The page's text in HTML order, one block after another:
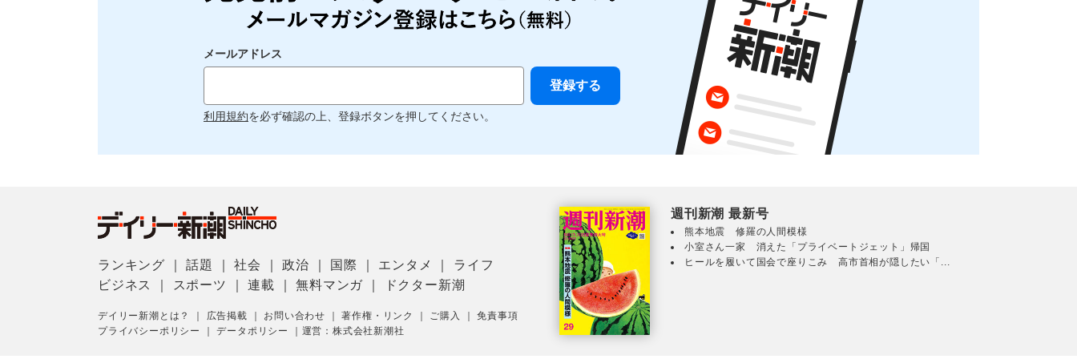
メールアドレス
利用規約を必ず確認の上、登録ボタンを押してください。
ランキング ｜話題 ｜社会 ｜政治 国際 エンタメ
ライフ
ビジネス
スポーツ ｜連載 ｜無料マンガ ドクター新潮
デイリー新潮とは？ 広告掲載 お問い合わせ ｜著作権・リンク ご購入 ｜免責事項
プライバシーポリシー
｜データポリシー 運営：株式会社新潮社
週刊新潮 最新号
熊本地震 修羅の人間模様
小室さん一家 消えた「プライベートジェット」帰国
ヒールを履いて国会で座りこみ 高市首相が隠したい「...